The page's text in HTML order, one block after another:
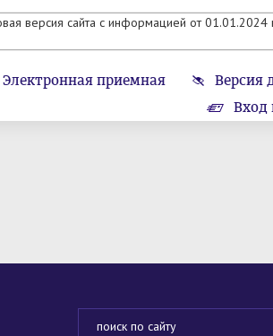
версия сайта с информацией от 01.01.2024
Электронная приемная
Версия
Вход